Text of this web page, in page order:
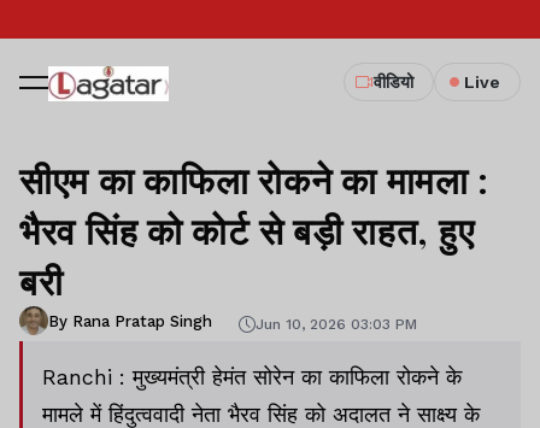
वीडियो Live
सीएम का काफिला रोकने का मामला :
भैरव सिंह को कोर्ट से बड़ी राहत, हुए
बरी
By Rana Pratap Singh Jun 10, 2026 03:03 PM
Ranchi : मुख्यमंत्री हेमंत सोरेन का काफिला रोकने के
मामले में हिंदुत्ववादी नेता भैरव सिंह को अदालत ने साक्ष्य के